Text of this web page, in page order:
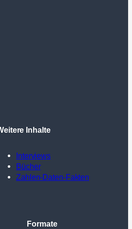
Inhalte
Interviews
Bücher
Zahlen-Daten-Fakten
Formate